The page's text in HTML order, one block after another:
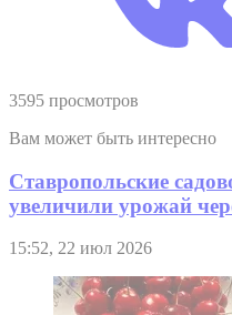
3595 просмотров
Вам может быть интересно
Ставропольские
увеличили урожай
15:52, 22 июл 2026